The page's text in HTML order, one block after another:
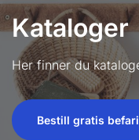
Kataloger
Her finner du
Bestill gratis